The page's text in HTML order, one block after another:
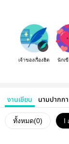
เจ้าของเรื่องฮิต นักเ
งานเขียน นามปากกา
ทั้งหมด(0) I